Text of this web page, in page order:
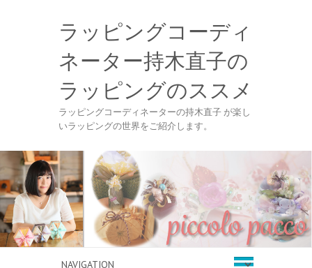
ラッピングコーディ
ネーター持木直子の
ラッピングのススメ
ラッピングコーディネーターの持木直子 が楽し
いラッピングの世界をご紹介します。